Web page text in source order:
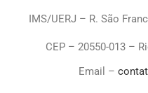
IMS/UERJ – R. São
CEP – 20550-013 –
Email –